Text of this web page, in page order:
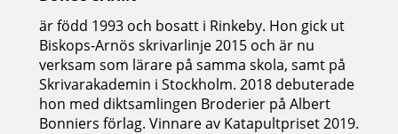
är född 1993 och bosatt i Rinkeby. Hon gick ut
Biskops-Arnös skrivarlinje 2015 och är nu
verksam som lärare på samma skola, samt på
Skrivarakademin i Stockholm. 2018 debuterade
hon med diktsamlingen Broderier på Albert
Bonniers förlag. Vinnare av Katapultpriset 2019.